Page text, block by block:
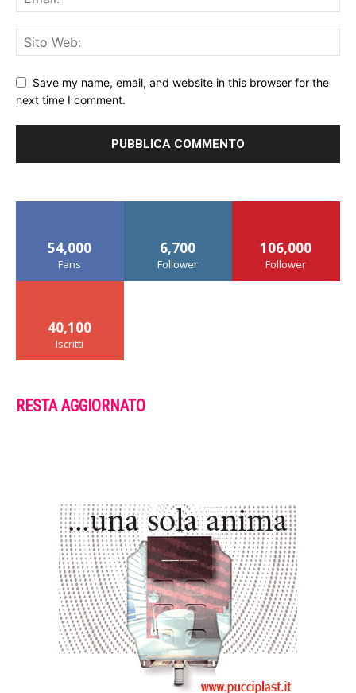
Save my name, email, and website in this browser for the
next time I comment.
54,000
Fans
6,700
Follower
106,000
Follower
40,100
Iscritti
RESTA AGGIORNATO